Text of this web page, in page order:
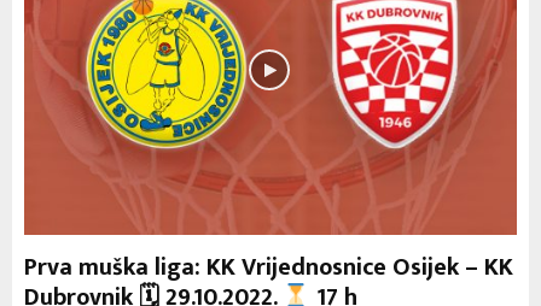
Prva muška liga: KK Vrijednosnice Osijek – KK
Dubrovnik 🗓 29.10.2022. 17 h